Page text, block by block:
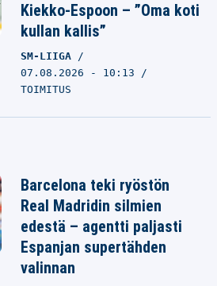
Kiekko-Espoon – ”Oma koti
kullan kallis”
SM-LIIGA
07.08.2026 - 10:13
TOIMITUS
Barcelona teki ryöstön
Real Madridin silmien
edestä – agentti paljasti
Espanjan supertähden
valinnan